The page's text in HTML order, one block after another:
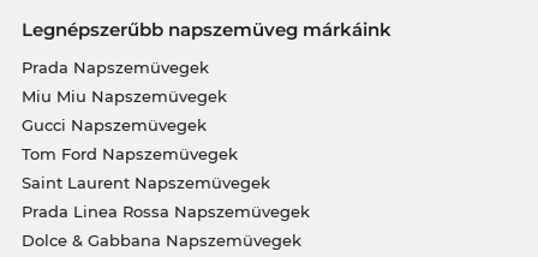
Legnépszerűbb napszemüveg márkáink
Prada Napszemüvegek
Miu Miu Napszemüvegek
Gucci Napszemüvegek
Tom Ford Napszemüvegek
Saint Laurent Napszemüvegek
Prada Linea Rossa Napszemüvegek
Dolce & Gabbana Napszemüvegek